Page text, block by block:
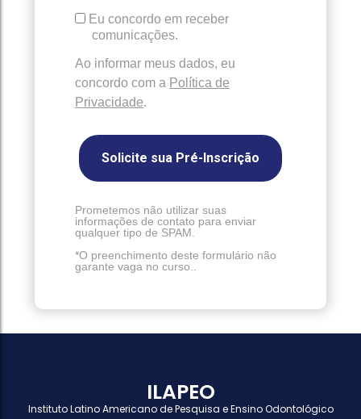
Eu concordo em receber
comunicações.
Ao informar meus dados, eu
concordo com a Política de
Privacidade.
Solicite sua Pré-Inscrição
Prometemos não utilizar suas
informações de contato para enviar
qualquer tipo de SPAM.
*O preenchimento deste formulário não
garante vaga no curso..
ILAPEO
Instituto Latino Americano de Pesquisa e Ensino Odontológico